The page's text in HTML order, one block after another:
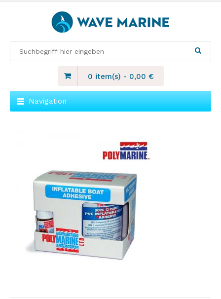
0 item(s) - 0,00 €
Navigation